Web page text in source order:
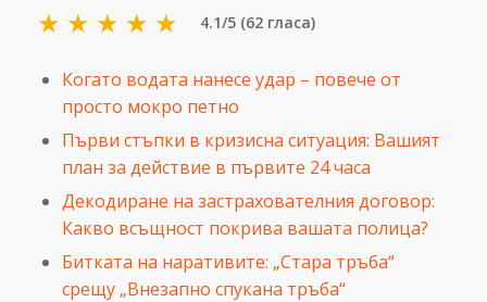
★
★
★
★
★ 4.1/5 (62 гласа)
Когато водата нанесе удар – повече от
просто мокро петно
Първи стъпки в кризисна ситуация: Вашият
план за действие в първите 24 часа
Декодиране на застрахователния договор:
Какво всъщност покрива вашата полица?
Битката на наративите: „Стара тръба“
срещу „Внезапно спукана тръба“